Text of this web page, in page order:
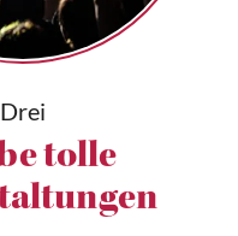
Drei
tolle